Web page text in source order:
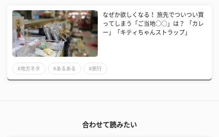
なぜか欲しくなる！ 旅先でついつい買
ってしまう「ご当地○○」は？ 「カレ
ー」「キティちゃんストラップ」
#地方ネタ #あるある #旅行
合わせて読みたい